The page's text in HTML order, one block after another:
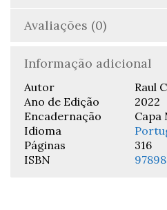
Avaliações (0)
Informação adicional
Autor
Raul
Ano de Edição
2022
Encadernação
Capa
Idioma
Páginas
316
ISBN